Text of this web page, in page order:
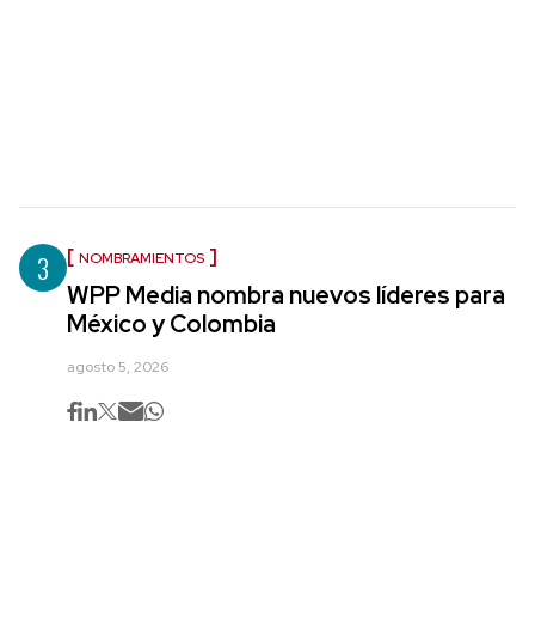
3 NOMBRAMIENTOS
WPP Media nombra nuevos líderes para
México y Colombia
agosto 5, 2026